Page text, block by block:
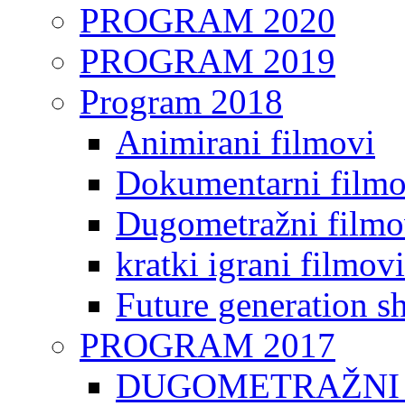
PROGRAM 2020
PROGRAM 2019
Program 2018
Animirani filmovi
Dokumentarni
Dugometražni
kratki igrani filmovi
Future generation
PROGRAM 2017